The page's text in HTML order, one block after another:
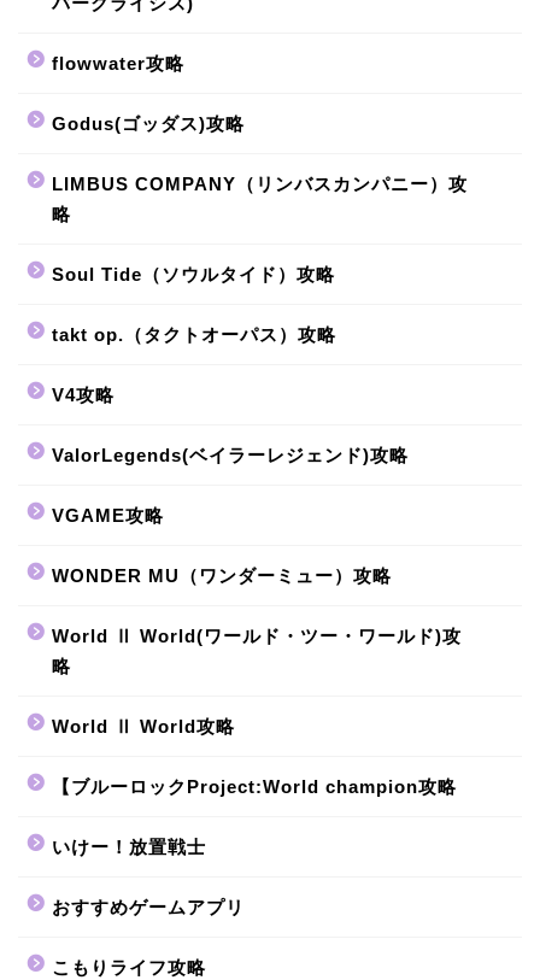
flowwater攻略
Godus(ゴッダス)攻略
LIMBUS COMPANY（リンバスカンパニー）攻
略
Soul Tide（ソウルタイド）攻略
takt op.（タクトオーパス）攻略
V4攻略
ValorLegends(ベイラーレジェンド)攻略
VGAME攻略
WONDER MU（ワンダーミュー）攻略
World Ⅱ World(ワールド・ツー・ワールド)攻
略
World Ⅱ World攻略
【ブルーロックProject:World champion攻略
いけー！放置戦士
おすすめゲームアプリ
こもりライフ攻略